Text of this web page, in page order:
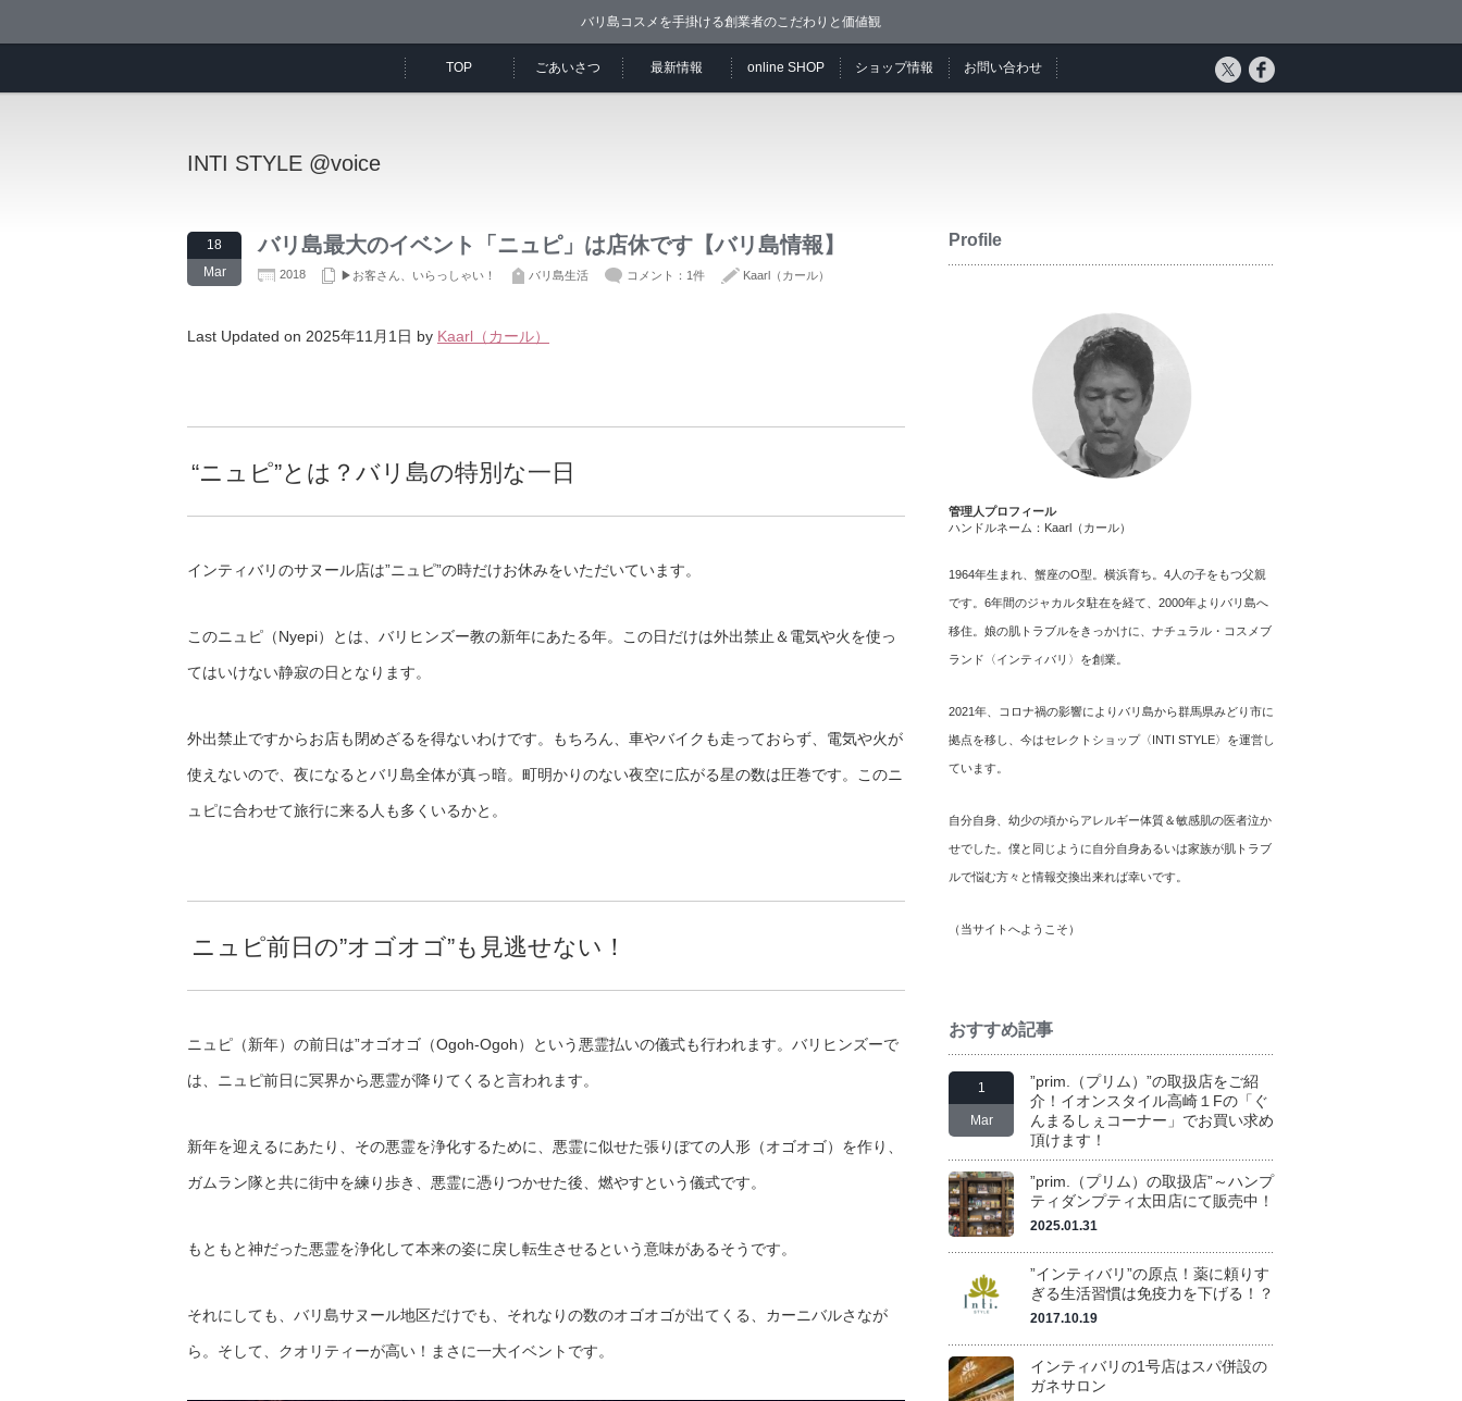
バリ島コスメを手掛ける創業者のこだわりと価値観
TOP ごあいさつ 最新情報 online SHOP ショップ情報 お問い合わせ
INTI STYLE @voice
18
Mar
バリ島最大のイベント「ニュピ」は店休です【バリ島情報】
2018 ▶お客さん、いらっしゃい！ バリ島生活 コメント：1件 Kaarl（カール）
Last Updated on 2025年11月1日 by Kaarl（カール）
“ニュピ”とは？バリ島の特別な一日
インティバリのサヌール店は”ニュピ”の時だけお休みをいただいています。
このニュピ（Nyepi）とは、バリヒンズー教の新年にあたる年。この日だけは外出禁止＆電気や火を使っ
てはいけない静寂の日となります。
外出禁止ですからお店も閉めざるを得ないわけです。もちろん、車やバイクも走っておらず、電気や火が
使えないので、夜になるとバリ島全体が真っ暗。町明かりのない夜空に広がる星の数は圧巻です。このニ
ュピに合わせて旅行に来る人も多くいるかと。
ニュピ前日の”オゴオゴ”も見逃せない！
ニュピ（新年）の前日は”オゴオゴ（Ogoh-Ogoh）という悪霊払いの儀式も行われます。バリヒンズーで
は、ニュピ前日に冥界から悪霊が降りてくると言われます。
新年を迎えるにあたり、その悪霊を浄化するために、悪霊に似せた張りぼての人形（オゴオゴ）を作り、
ガムラン隊と共に街中を練り歩き、悪霊に憑りつかせた後、燃やすという儀式です。
もともと神だった悪霊を浄化して本来の姿に戻し転生させるという意味があるそうです。
それにしても、バリ島サヌール地区だけでも、それなりの数のオゴオゴが出てくる、カーニバルさなが
ら。そして、クオリティーが高い！まさに一大イベントです。
Profile
管理人プロフィール
ハンドルネーム：Kaarl（カール）
1964年生まれ、蟹座のO型。横浜育ち。4人の子をもつ父親
です。6年間のジャカルタ駐在を経て、2000年よりバリ島へ
移住。娘の肌トラブルをきっかけに、ナチュラル・コスメブ
ランド〈インティバリ〉を創業。
2021年、コロナ禍の影響によりバリ島から群馬県みどり市に
拠点を移し、今はセレクトショップ〈INTI STYLE〉を運営し
ています。
自分自身、幼少の頃からアレルギー体質＆敏感肌の医者泣か
せでした。僕と同じように自分自身あるいは家族が肌トラブ
ルで悩む方々と情報交換出来れば幸いです。
（ 当サイトへようこそ ）
おすすめ記事
1
Mar
”prim.（プリム）”の取扱店をご紹
介！イオンスタイル高崎１Fの「ぐ
んまるしぇコーナー」でお買い求め
頂けます！
”prim.（プリム）の取扱店”～ハンプ
ティダンプティ太田店にて販売中！
2025.01.31
”インティバリ”の原点！薬に頼りす
ぎる生活習慣は免疫力を下げる！？
2017.10.19
インティバリの1号店はスパ併設の
ガネサロン